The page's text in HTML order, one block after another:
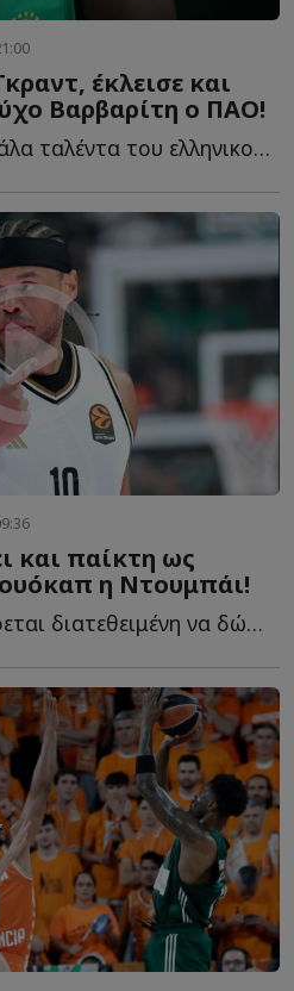
έκλεισε και
Βαρβαρίτη ο ΠΑΟ!
Τα τέσσερα πολύ μεγάλα ταλέντα του ελληνικού μπάσκετ, η...
και παίκτη ως
η Ντουμπάι!
Ποιον παίκτη της φέρεται διατεθειμένη να δώσει στον Ο...